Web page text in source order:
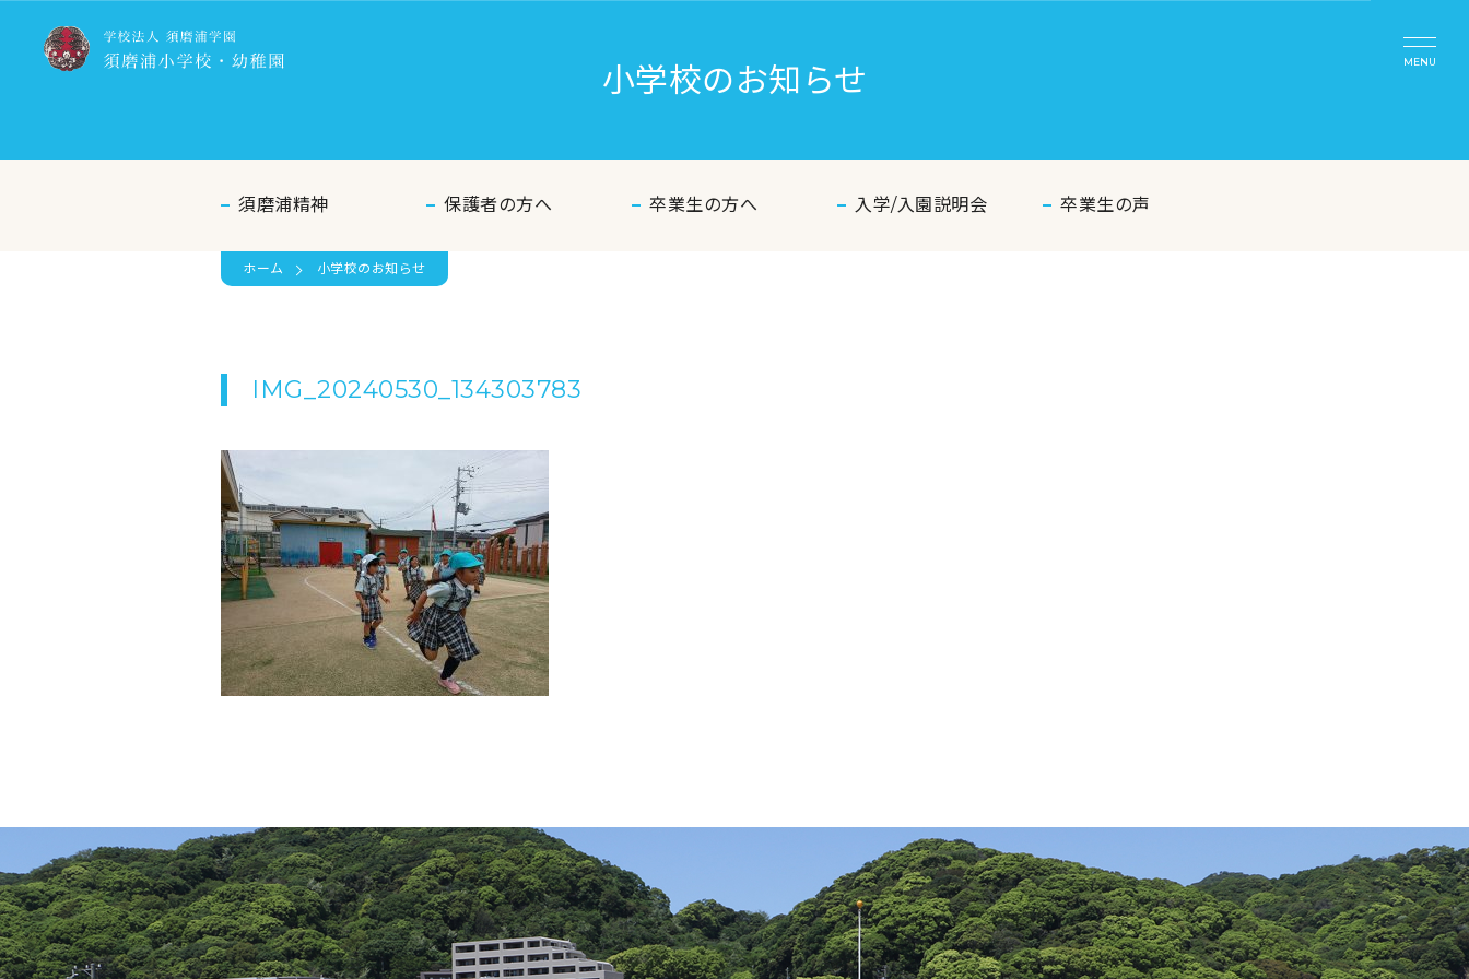
MENU
小学校のお知らせ
須磨浦精神 保護者の方へ 卒業生の方へ 入学/入園説明会 卒業生の声
ホーム 小学校のお知らせ
IMG_20240530_134303783